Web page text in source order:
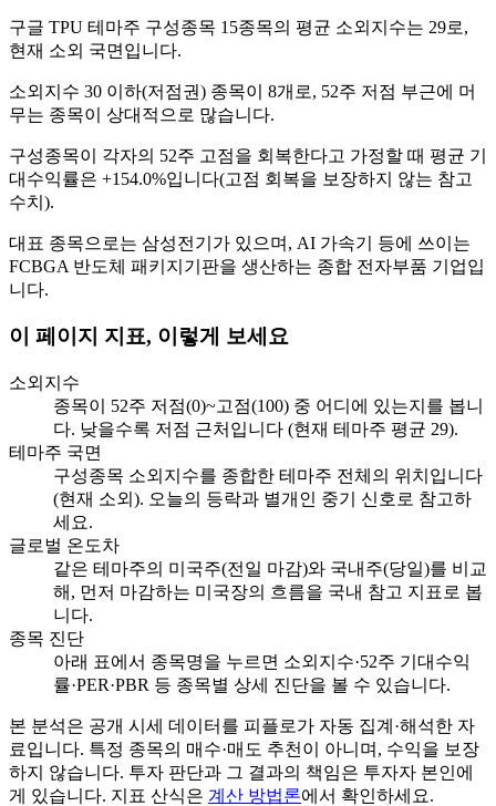
구글 TPU 테마주 구성종목 15종목의 평균 소외지수는 29로,
현재 소외 국면입니다.
소외지수 30 이하(저점권) 종목이 8개로, 52주 저점 부근에 머
무는 종목이 상대적으로 많습니다.
구성종목이 각자의 52주 고점을 회복한다고 가정할 때 평균 기
대수익률은 +154.0%입니다(고점 회복을 보장하지 않는 참고
수치).
대표 종목으로는 삼성전기가 있으며, AI 가속기 등에 쓰이는
FCBGA 반도체 패키지기판을 생산하는 종합 전자부품 기업입
니다.
이 페이지 지표, 이렇게 보세요
소외지수
종목이 52주 저점(0)~고점(100) 중 어디에 있는지를 봅니
다. 낮을수록 저점 근처입니다 (현재 테마주 평균 29).
테마주 국면
구성종목 소외지수를 종합한 테마주 전체의 위치입니다
(현재 소외). 오늘의 등락과 별개인 중기 신호로 참고하
세요.
글로벌 온도차
같은 테마주의 미국주(전일 마감)와 국내주(당일)를 비교
해, 먼저 마감하는 미국장의 흐름을 국내 참고 지표로 봅
니다.
종목 진단
아래 표에서 종목명을 누르면 소외지수·52주 기대수익
률·PER·PBR 등 종목별 상세 진단을 볼 수 있습니다.
본 분석은 공개 시세 데이터를 피플로가 자동 집계·해석한 자
료입니다. 특정 종목의 매수·매도 추천이 아니며, 수익을 보장
하지 않습니다. 투자 판단과 그 결과의 책임은 투자자 본인에
게 있습니다. 지표 산식은 계산 방법론에서 확인하세요.